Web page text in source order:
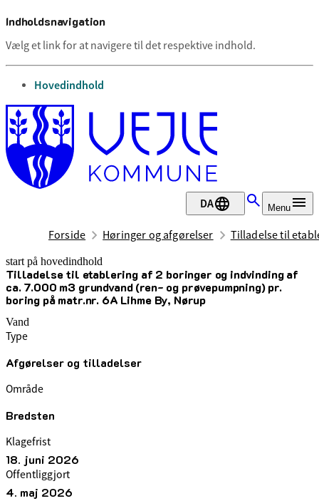
Indholdsnavigation
Vælg et link for at navigere til det respektive indhold.
gå til
Hovedindhold
DA Menu
Forside Høringer og afgørelser Tilladelse til
start på hovedindhold
Tilladelse til etablering af 2 boringer og indvinding af
ca. 7.000 m3 grundvand (ren- og prøvepumpning) pr.
boring på matr.nr. 6A Lihme By, Nørup
senest opdateret 4. maj 2026
Vand
Type
Afgørelser og tilladelser
Område
Bredsten
Klagefrist
18. juni 2026
Offentliggjort
4. maj 2026